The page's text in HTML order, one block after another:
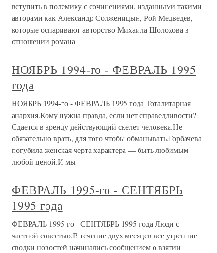
вступить в полемику с сочинениями, изданными такими
авторами как Александр Солженицын, Рой Медведев,
которые оспаривают авторство Михаила Шолохова в
отношении романа
НОЯБРЬ 1994-го - ФЕВРАЛЬ 1995
года
НОЯБРЬ 1994-го - ФЕВРАЛЬ 1995 года Тоталитарная
анархия.Кому нужна правда, если нет справедливости?
Сдается в аренду действующий скелет человека.Не
обязательно врать, для того чтобы обманывать.Горбачева
погубила женская черта характера — быть любимым
любой ценой.И мы
ФЕВРАЛЬ 1995-го - СЕНТЯБРЬ
1995 года
ФЕВРАЛЬ 1995-го - СЕНТЯБРЬ 1995 года Люди с
частной совестью.В течение двух месяцев все утренние
сводки новостей начинались сообщением о взятии